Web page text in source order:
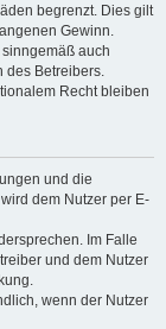
begrenzt. Dies gilt
Gewinn.
auch
Betreibers.
Recht bleiben
und die
dem Nutzer per E-
Im Falle
und dem Nutzer
wenn der Nutzer